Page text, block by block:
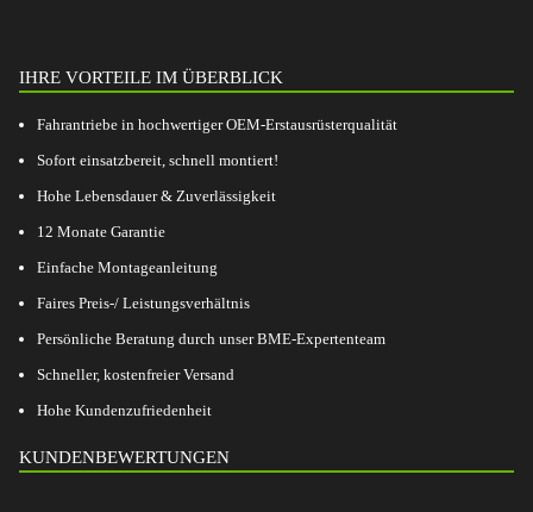
IHRE VORTEILE IM ÜBERBLICK
Fahrantriebe in hochwertiger OEM-Erstausrüsterqualität
Sofort einsatzbereit, schnell montiert!
Hohe Lebensdauer & Zuverlässigkeit
12 Monate Garantie
Einfache Montageanleitung
Faires Preis-/ Leistungsverhältnis
Persönliche Beratung durch unser BME-Expertenteam
Schneller, kostenfreier Versand
Hohe Kundenzufriedenheit
KUNDENBEWERTUNGEN